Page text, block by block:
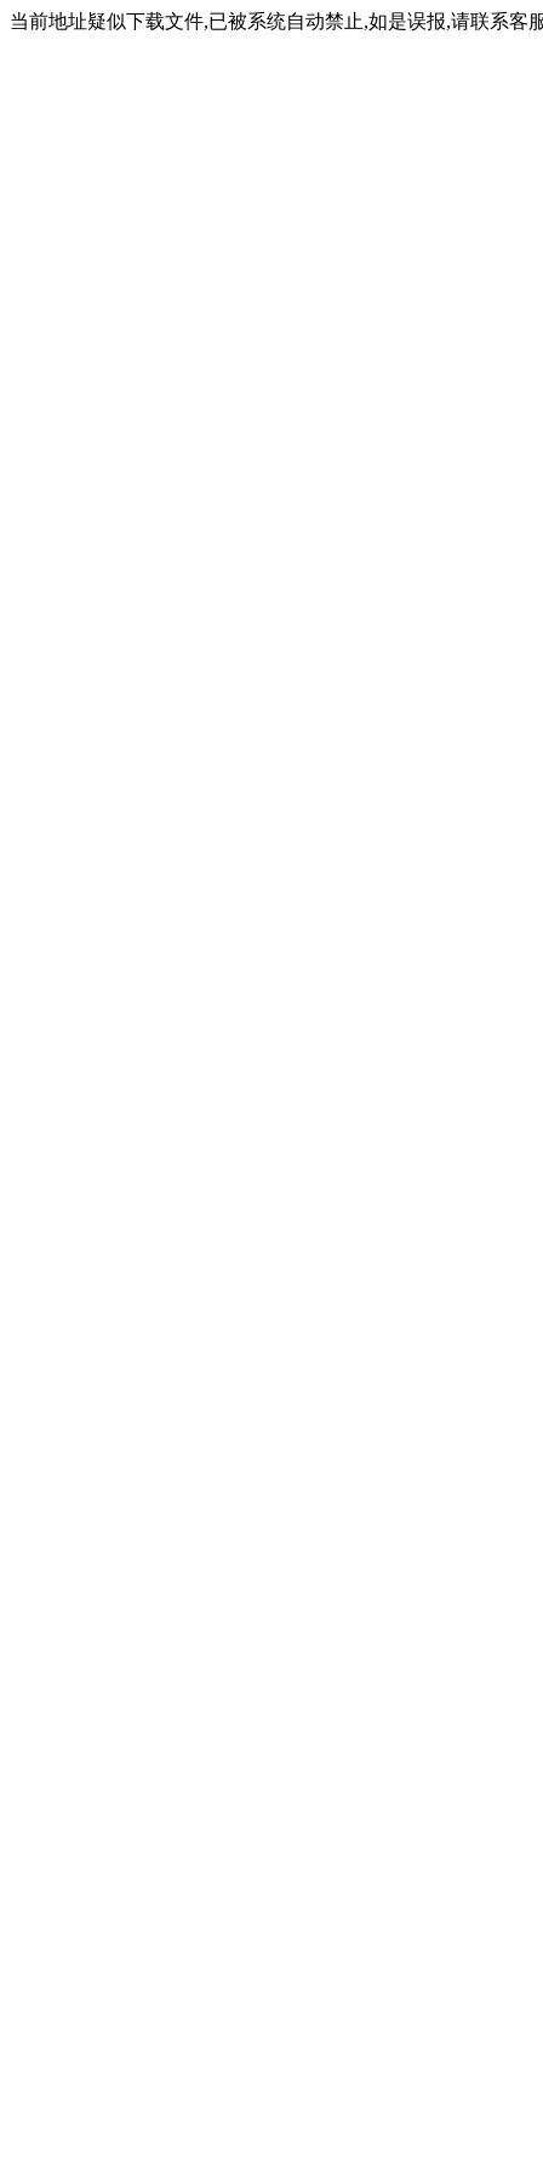
当前地址疑似下载文件,已被系统自动禁止,如是误报,请联系客